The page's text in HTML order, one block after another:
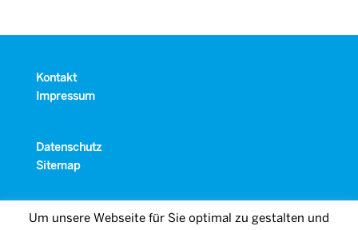
Kontakt
Impressum
Datenschutz
Sitemap
Um unsere Webseite für Sie optimal zu gestalten und